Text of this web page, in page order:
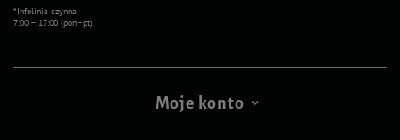
*Infolinia czynna
7:00 – 17:00 (pon–pt)
Moje konto